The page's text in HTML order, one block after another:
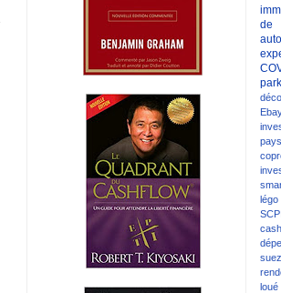
de
légo
SCPI
suez
loué